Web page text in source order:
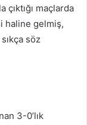
maçlarda
haline gelmiş,
söz
3-0’lık